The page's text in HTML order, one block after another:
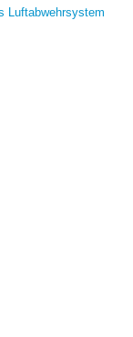
Luftabwehrsystem